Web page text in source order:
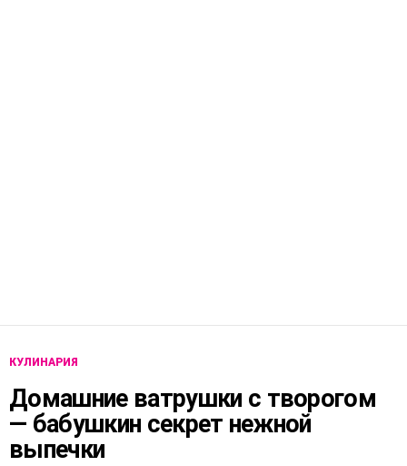
КУЛИНАРИЯ
Домашние ватрушки с творогом
— бабушкин секрет нежной
выпечки